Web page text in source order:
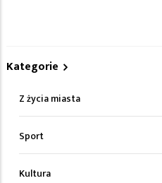
Kategorie
Z życia miasta
Sport
Kultura